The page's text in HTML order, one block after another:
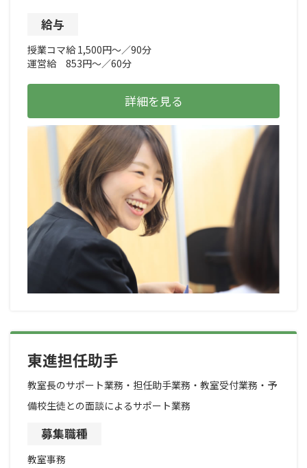
給与
授業コマ給 1,500円～／90分
運営給 853円～／60分
詳細を見る
東進担任助手
教室長のサポート業務・担任助手業務・教室受付業務・予
備校生徒との面談によるサポート業務
募集職種
教室事務